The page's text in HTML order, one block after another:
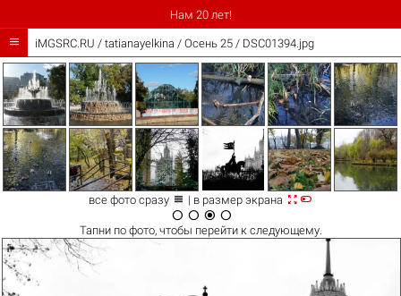
Нам 20 лет!
 iMGSRC.RU / tatianayelkina / Осень 25 / DSC01394.jpg
все фото сразу  | в размер экрана 
   
Тапни по фото, чтобы перейти к следующему.